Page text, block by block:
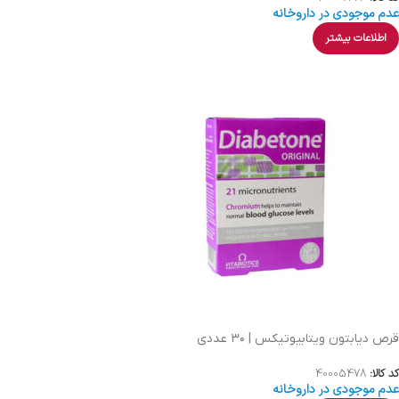
عدم موجودی در داروخانه
اطلاعات بیشتر
قرص دیابتون ویتابیوتیکس | ۳۰ عددی
کد کالا: 40005478
عدم موجودی در داروخانه